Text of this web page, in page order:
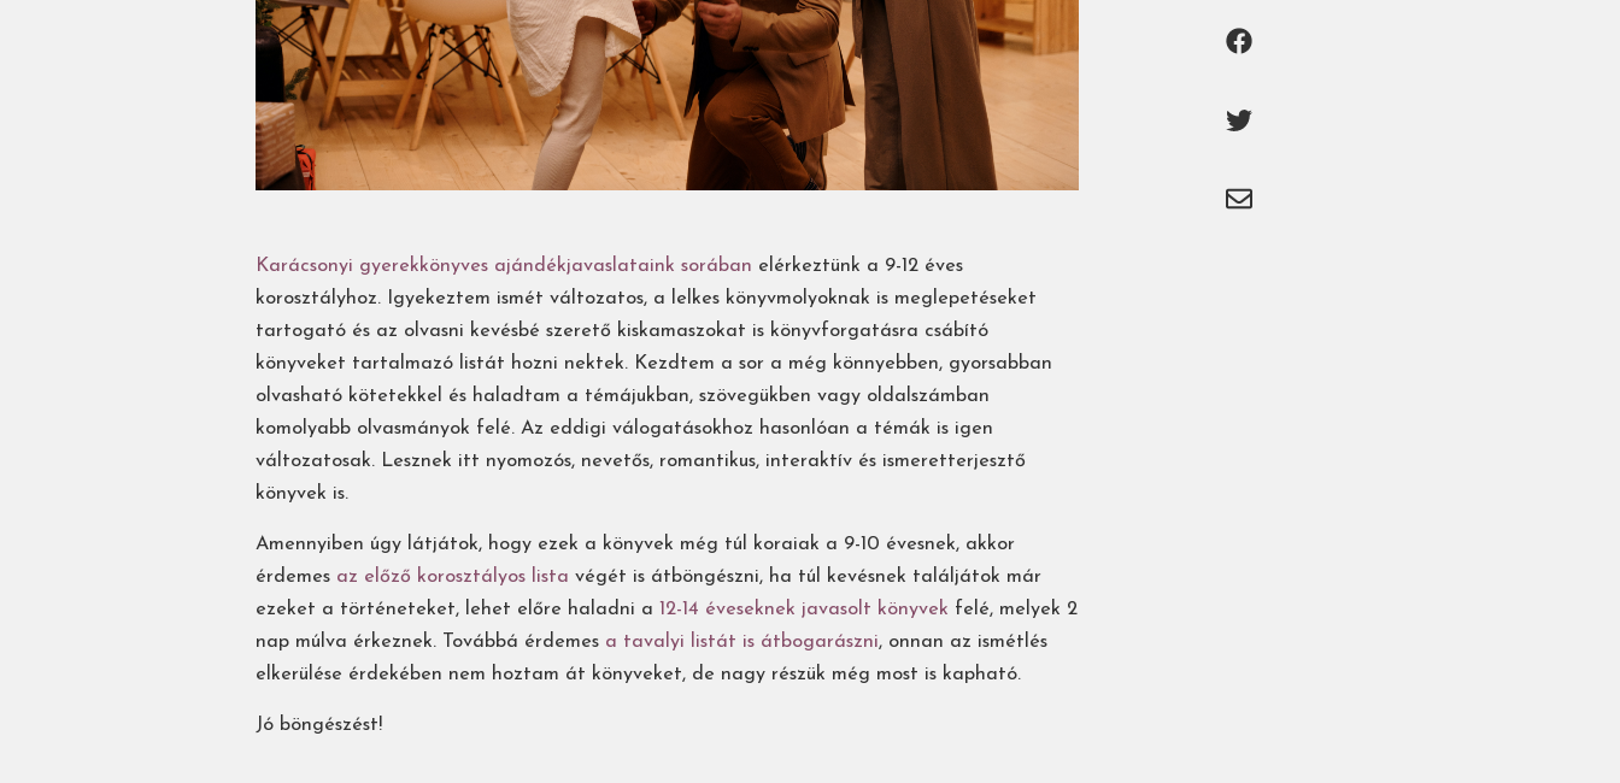
Karácsonyi gyerekkönyves ajándékjavaslataink sorában elérkeztünk a 9-12 éves
korosztályhoz. Igyekeztem ismét változatos, a lelkes könyvmolyoknak is meglepetéseket
tartogató és az olvasni kevésbé szerető kiskamaszokat is könyvforgatásra csábító
könyveket tartalmazó listát hozni nektek. Kezdtem a sor a még könnyebben, gyorsabban
olvasható kötetekkel és haladtam a témájukban, szövegükben vagy oldalszámban
komolyabb olvasmányok felé. Az eddigi válogatásokhoz hasonlóan a témák is igen
változatosak. Lesznek itt nyomozós, nevetős, romantikus, interaktív és ismeretterjesztő
könyvek is.
Amennyiben úgy látjátok, hogy ezek a könyvek még túl koraiak a 9-10 évesnek, akkor
érdemes az előző korosztályos lista végét is átböngészni, ha túl kevésnek találjátok már
ezeket a történeteket, lehet előre haladni a 12-14 éveseknek javasolt könyvek felé, melyek 2
nap múlva érkeznek. Továbbá érdemes a tavalyi listát is átbogarászni, onnan az ismétlés
elkerülése érdekében nem hoztam át könyveket, de nagy részük még most is kapható.
Jó böngészést!